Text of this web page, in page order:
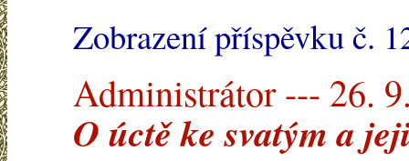
Zobrazení příspěvku č.
Administrátor --- 26.
O úctě ke svatým a